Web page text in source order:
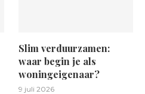
Slim verduurzamen:
waar begin je als
woningeigenaar?
9 juli 2026